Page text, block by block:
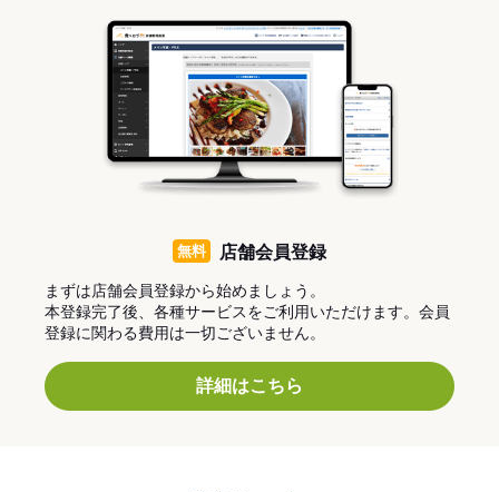
無料 店舗会員登録
まずは店舗会員登録から始めましょう。
本登録完了後、各種サービスをご利用いただけます。会員
登録に関わる費用は一切ございません。
詳細はこちら